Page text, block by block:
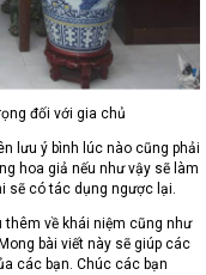
đối với gia chủ
lưu ý bình lúc nào cũng phải
hoa giả nếu như vậy sẽ làm
sẽ có tác dụng ngược lại.
về khái niệm cũng như
bài viết này sẽ giúp các
các bạn. Chúc các bạn